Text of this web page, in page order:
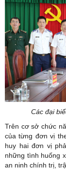
Các đại
Trên cơ sở chức
của từng đơn vị
huy hai đơn vị
những tình huống
an ninh chính trị,